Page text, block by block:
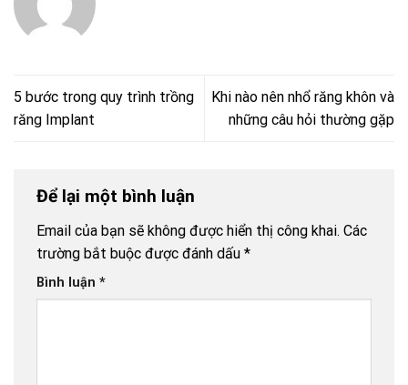
5 bước trong quy trình trồng
răng Implant
Khi nào nên nhổ răng khôn và
những câu hỏi thường gặp
Để lại một bình luận
Email của bạn sẽ không được hiển thị công khai. Các
trường bắt buộc được đánh dấu *
Bình luận *